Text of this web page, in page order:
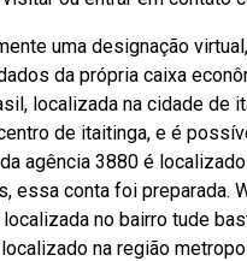
uma designação
da própria caixa
localizada na cidade de
de itaitinga, e é
agência 3880 é
essa conta foi preparada.
no bairro tude
na região